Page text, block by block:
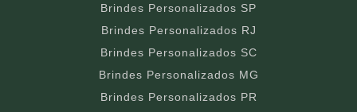
Brindes Personalizados SP
Brindes Personalizados RJ
Brindes Personalizados SC
Brindes Personalizados MG
Brindes Personalizados PR